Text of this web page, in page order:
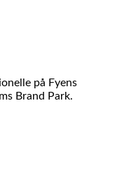
på Fyens
Brand Park.